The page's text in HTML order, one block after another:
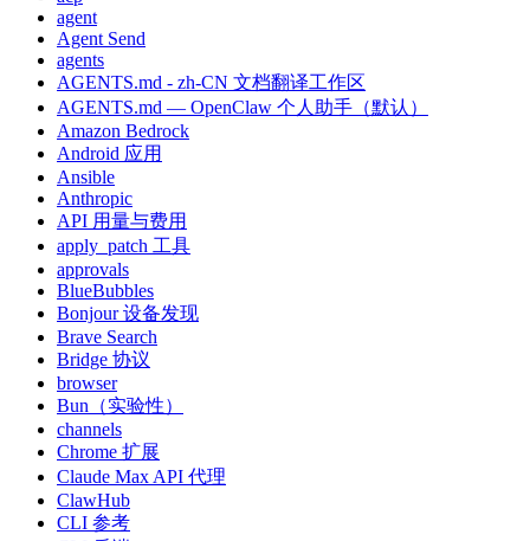
agent
Agent Send
agents
AGENTS.md - zh-CN 文档翻译工作区
AGENTS.md — OpenClaw 个人助手（默认）
Amazon Bedrock
Android 应用
Ansible
Anthropic
API 用量与费用
apply_patch 工具
approvals
BlueBubbles
Bonjour 设备发现
Brave Search
Bridge 协议
browser
Bun（实验性）
channels
Chrome 扩展
Claude Max API 代理
ClawHub
CLI 参考